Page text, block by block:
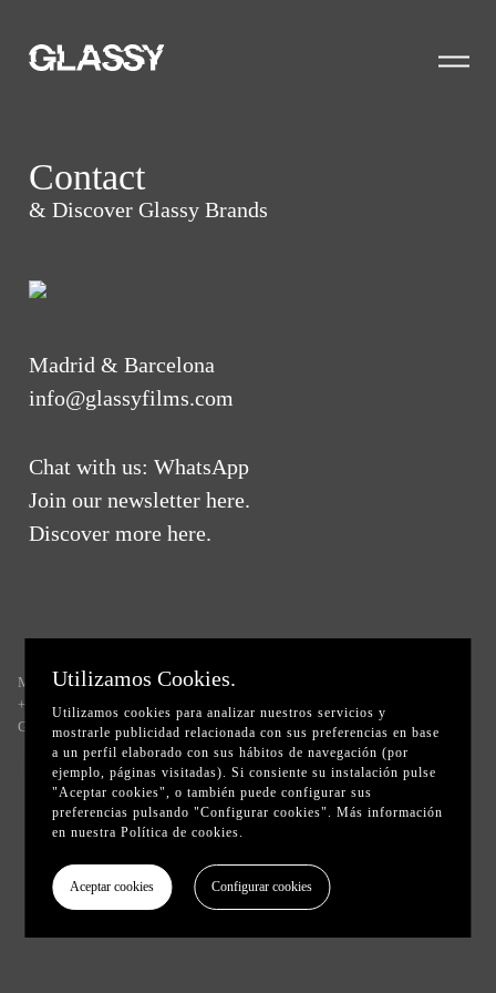
Contact
& Discover Glassy Brands
Madrid & Barcelona
info@glassyfilms.com
Chat with us: WhatsApp
Join our newsletter here.
Discover more here.
Utilizamos Cookies.
Utilizamos cookies para analizar nuestros servicios y
mostrarle publicidad relacionada con sus preferencias en base
a un perfil elaborado con sus hábitos de navegación (por
ejemplo, páginas visitadas). Si consiente su instalación pulse
"Aceptar cookies", o también puede configurar sus
preferencias pulsando "Configurar cookies". Más información
en nuestraPolítica de cookies.
Aceptar cookies Configurar cookies
Madrid & Barcelona
Want to know more about us?
+34 644 173 542 (WhatsApp only)
info@glassyfilms.com
GLASSY © 2025
Terms & Conditions Cookies